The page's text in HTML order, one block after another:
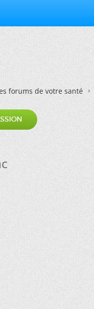
forums de votre santé